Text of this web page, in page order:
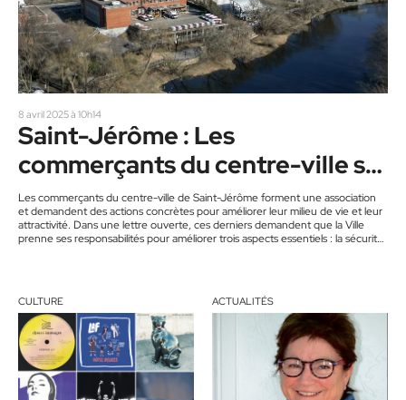
8 avril 2025 à 10h14
Saint-Jérôme : Les
commerçants du centre-ville se
regroupent
Les commerçants du centre-ville de Saint-Jérôme forment une association
et demandent des actions concrètes pour améliorer leur milieu de vie et leur
attractivité. Dans une lettre ouverte, ces derniers demandent que la Ville
prenne ses responsabilités pour améliorer trois aspects essentiels : la sécurité,
CULTURE ACTUALITÉS